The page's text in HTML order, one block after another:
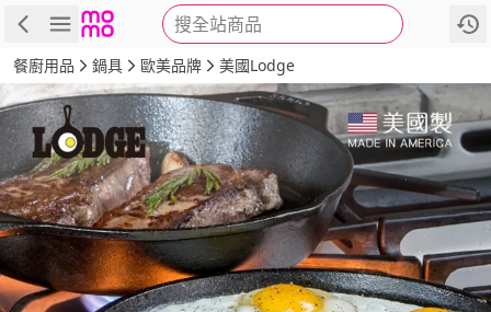
搜全站商品
商品 評價 詳情
餐廚用品 鍋具 歐美品牌 美國Lodge